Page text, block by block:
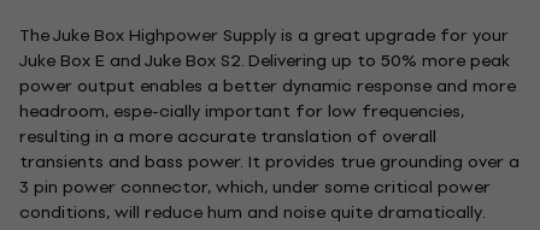
The Juke Box Highpower Supply is a great upgrade for your
Juke Box E and Juke Box S2. Delivering up to 50% more peak
power output enables a better dynamic response and more
headroom, espe-cially important for low frequencies,
resulting in a more accurate translation of overall
transients and bass power. It provides true grounding over a
3 pin power connector, which, under some critical power
conditions, will reduce hum and noise quite dramatically.